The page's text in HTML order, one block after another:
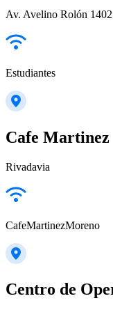
Av. Avelino Rolón 1402
Estudiantes
Cafe Martinez
Rivadavia
CafeMartinezMoreno
Centro de